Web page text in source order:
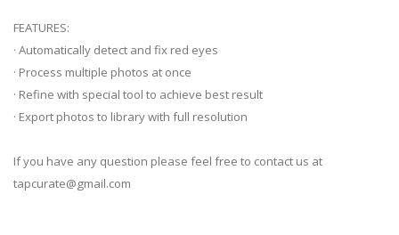
FEATURES:
· Automatically detect and fix red eyes
· Process multiple photos at once
· Refine with special tool to achieve best result
· Export photos to library with full resolution
If you have any question please feel free to contact us at
tapcurate@gmail.com